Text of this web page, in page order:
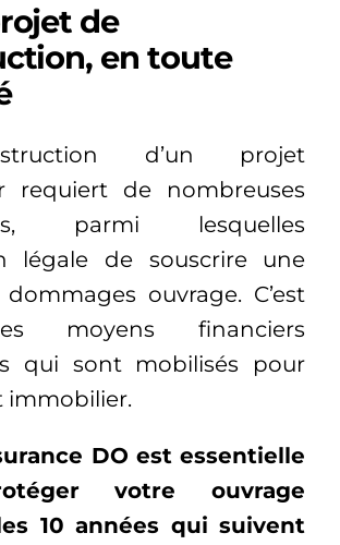
de
en toute
d’un projet
requiert de nombreuses
parmi lesquelles
légale de souscrire une
dommages ouvrage. C’est
moyens financiers
qui sont mobilisés pour
immobilier.
DO est essentielle
votre ouvrage
10 années qui suivent